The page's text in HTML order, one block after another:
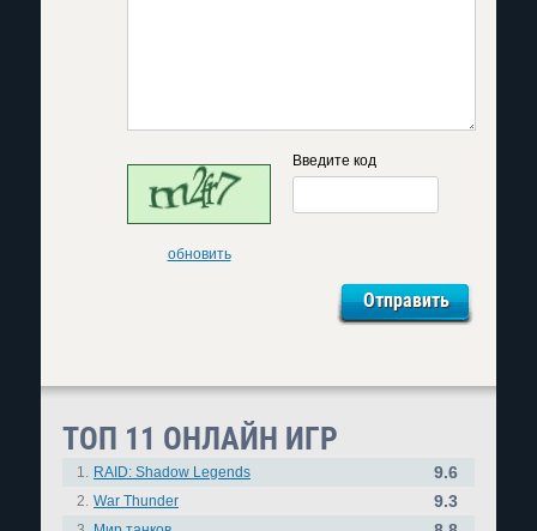
обновить
Введите код
ТОП 11 ОНЛАЙН ИГР
1. RAID: Shadow Legends 9.6
2. War Thunder 9.3